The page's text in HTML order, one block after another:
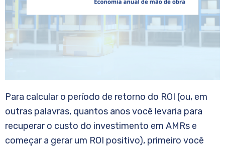
Para calcular o período de retorno do ROI (ou, em
outras palavras, quantos anos você levaria para
recuperar o custo do investimento em AMRs e
começar a gerar um ROI positivo), primeiro você